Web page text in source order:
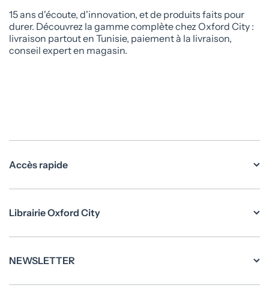
15 ans d'écoute, d'innovation, et de produits faits pour
durer. Découvrez la gamme complète chez Oxford City :
livraison partout en Tunisie, paiement à la livraison,
conseil expert en magasin.
Accès rapide
Librairie Oxford City
NEWSLETTER